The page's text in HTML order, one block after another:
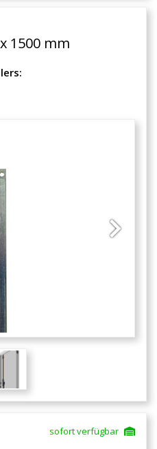
1500 mm
Next
sofort verfügbar